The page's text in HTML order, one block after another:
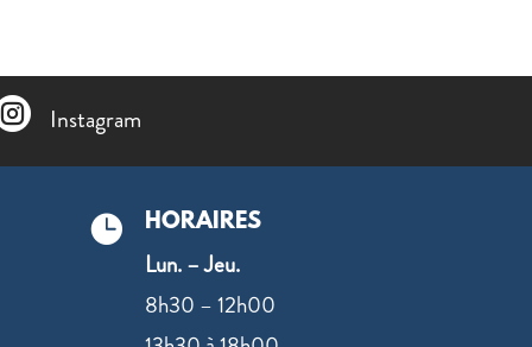
Instagram
 HORAIRES
Lun. – Jeu.
8h30 – 12h00